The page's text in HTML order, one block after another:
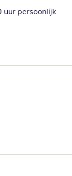
persoonlijk